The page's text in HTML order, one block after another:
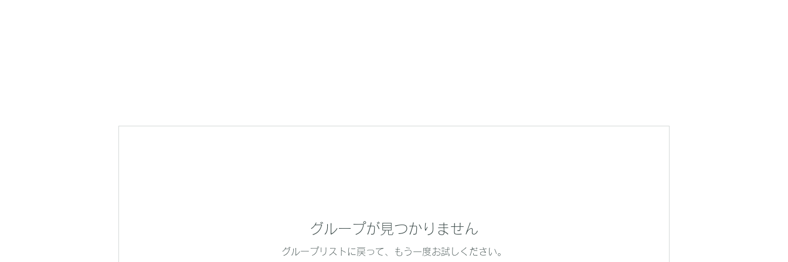
グループが見つかりません
グループリストに戻って、もう一度お試しください。